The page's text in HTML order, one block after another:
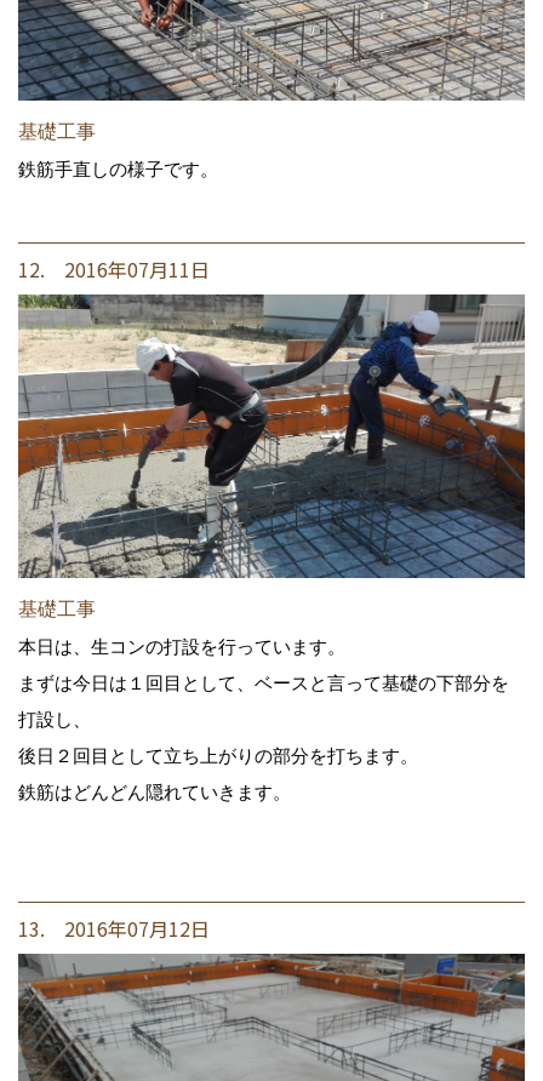
基礎工事
鉄筋手直しの様子です。
12. 2016年07月11日
基礎工事
本日は、生コンの打設を行っています。
まずは今日は１回目として、ベースと言って基礎の下部分を
打設し、
後日２回目として立ち上がりの部分を打ちます。
鉄筋はどんどん隠れていきます。
13. 2016年07月12日